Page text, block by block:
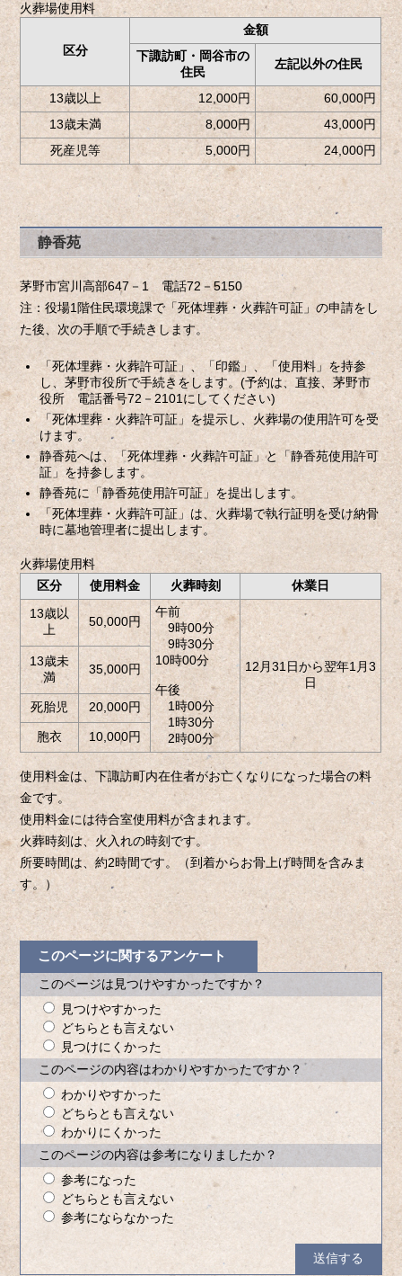
火葬場使用料
区分
金額
下諏訪町・岡谷市の
住民
左記以外の住民
13歳以上 12,000円
60,000円
13歳未満
8,000円
43,000円
死産児等
5,000円 24,000円
静香苑
茅野市宮川高部647－1 電話72－5150
注：役場1階住民環境課で「死体埋葬・火葬許可証」の申請をし
た後、次の手順で手続きします。
「死体埋葬・火葬許可証」、「印鑑」、「使用料」を持参
し、茅野市役所で手続きをします。(予約は、直接、茅野市
役所 電話番号72－2101にしてください)
「死体埋葬・火葬許可証」を提示し、火葬場の使用許可を受
けます。
静香苑へは、「死体埋葬・火葬許可証」と「静香苑使用許可
証」を持参します。
静香苑に「静香苑使用許可証」を提出します。
「死体埋葬・火葬許可証」は、火葬場で執行証明を受け納骨
時に墓地管理者に提出します。
火葬場使用料
区分
使用料金 火葬時刻 休業日
13歳以
上
50,000円
午前
9時00分
9時30分
10時00分
午後
1時00分
1時30分
2時00分
12月31日から翌年1月3
日
13歳未
満
35,000円
死胎児 20,000円
胞衣 10,000円
使用料金は、下諏訪町内在住者がお亡くなりになった場合の料
金です。
使用料金には待合室使用料が含まれます。
火葬時刻は、火入れの時刻です。
所要時間は、約2時間です。（到着からお骨上げ時間を含みま
す。）
このページに関するアンケート
このページは見つけやすかったですか？
見つけやすかった
どちらとも言えない
見つけにくかった
このページの内容はわかりやすかったですか？
わかりやすかった
どちらとも言えない
わかりにくかった
このページの内容は参考になりましたか？
参考になった
どちらとも言えない
参考にならなかった